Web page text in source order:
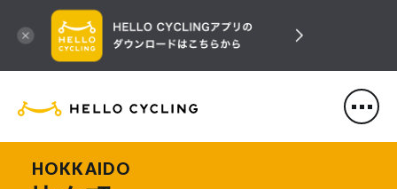
HELLO CYCLING（ハローサ
HOKKAIDO